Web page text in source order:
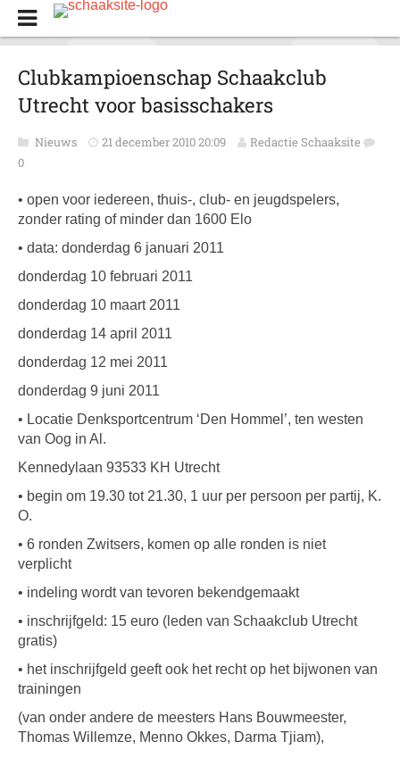
Clubkampioenschap Schaakclub
Utrecht voor basisschakers
Nieuws 21 december 2010 20:09
Redactie Schaaksite
0
• open voor iedereen, thuis-, club- en jeugdspelers,
zonder rating of minder dan 1600 Elo
• data: donderdag 6 januari 2011
donderdag 10 februari 2011
donderdag 10 maart 2011
donderdag 14 april 2011
donderdag 12 mei 2011
donderdag 9 juni 2011
• Locatie Denksportcentrum ‘Den Hommel’, ten westen
van Oog in Al.
Kennedylaan 93533 KH Utrecht
• begin om 19.30 tot 21.30, 1 uur per persoon per partij, K.
O.
• 6 ronden Zwitsers, komen op alle ronden is niet
verplicht
• indeling wordt van tevoren bekendgemaakt
• inschrijfgeld: 15 euro (leden van Schaakclub Utrecht
gratis)
• het inschrijfgeld geeft ook het recht op het bijwonen van
trainingen
(van onder andere de meesters Hans Bouwmeester,
Thomas Willemze, Menno Okkes, Darma Tjiam),